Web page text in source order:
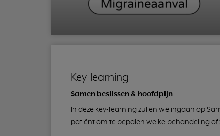
Key-learning
Samen beslissen & hoofdpijn
In deze key-learning zullen we ingaan op
patiënt om te bepalen welke behandeling of